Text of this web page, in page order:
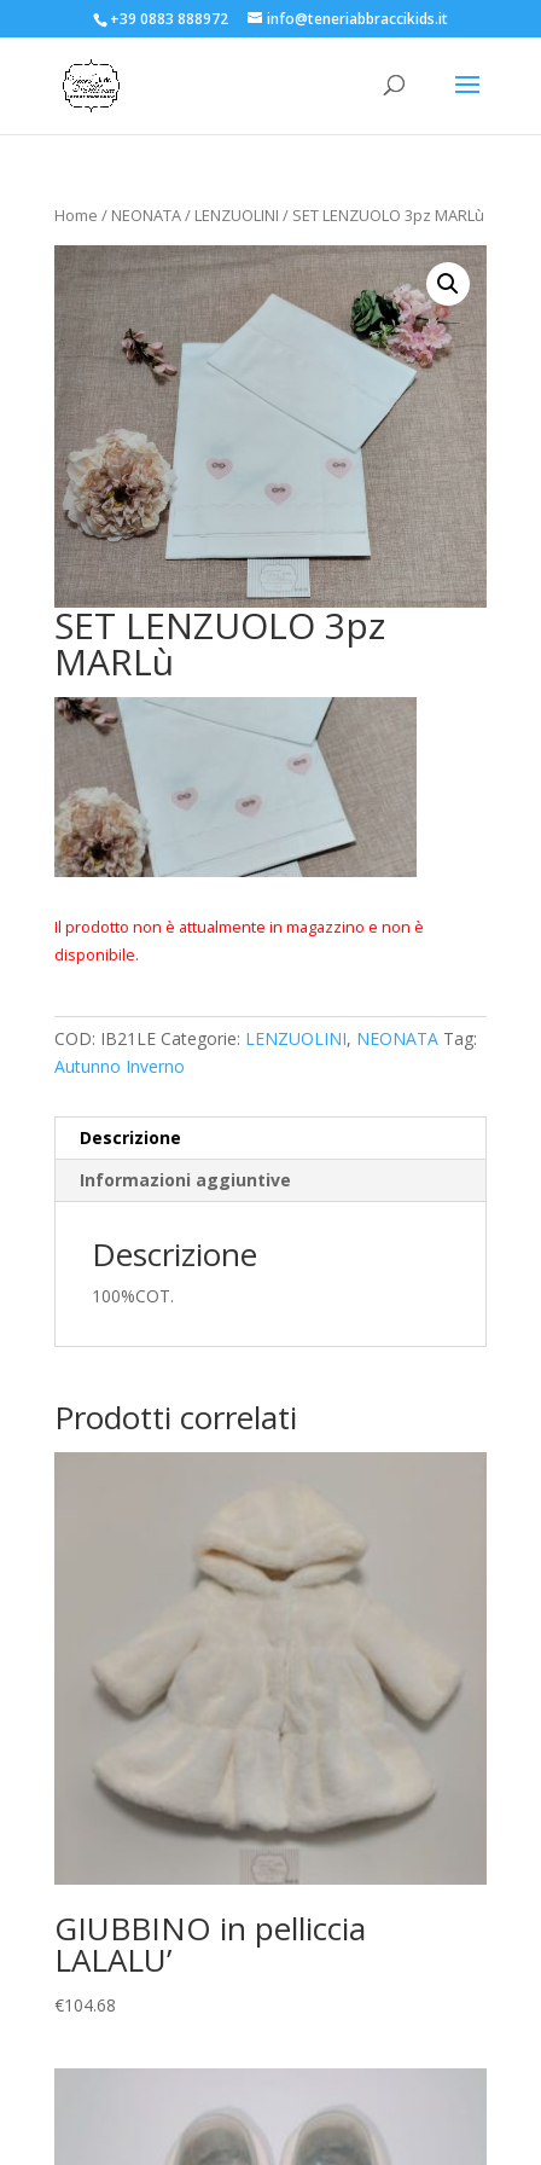
+39 0883 888972 info@teneriabbraccikids.it
Home / NEONATA/ LENZUOLINI / SET LENZUOLO 3pz MARLù
SET LENZUOLO 3pz
MARLù
Il prodotto non è attualmente in magazzino e non è
disponibile.
COD: IB21LE Categorie: LENZUOLINI, NEONATA Tag:
Autunno Inverno
Descrizione
Informazioni aggiuntive
Descrizione
100%COT.
Prodotti correlati
GIUBBINO in pelliccia
LALALU’
€104.68